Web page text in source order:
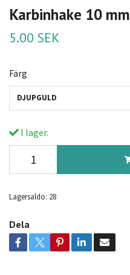
Karbinhake 10 mm
5.00 SEK
Färg
DJUPGULD
I lager.
Lagersaldo: 28
Dela